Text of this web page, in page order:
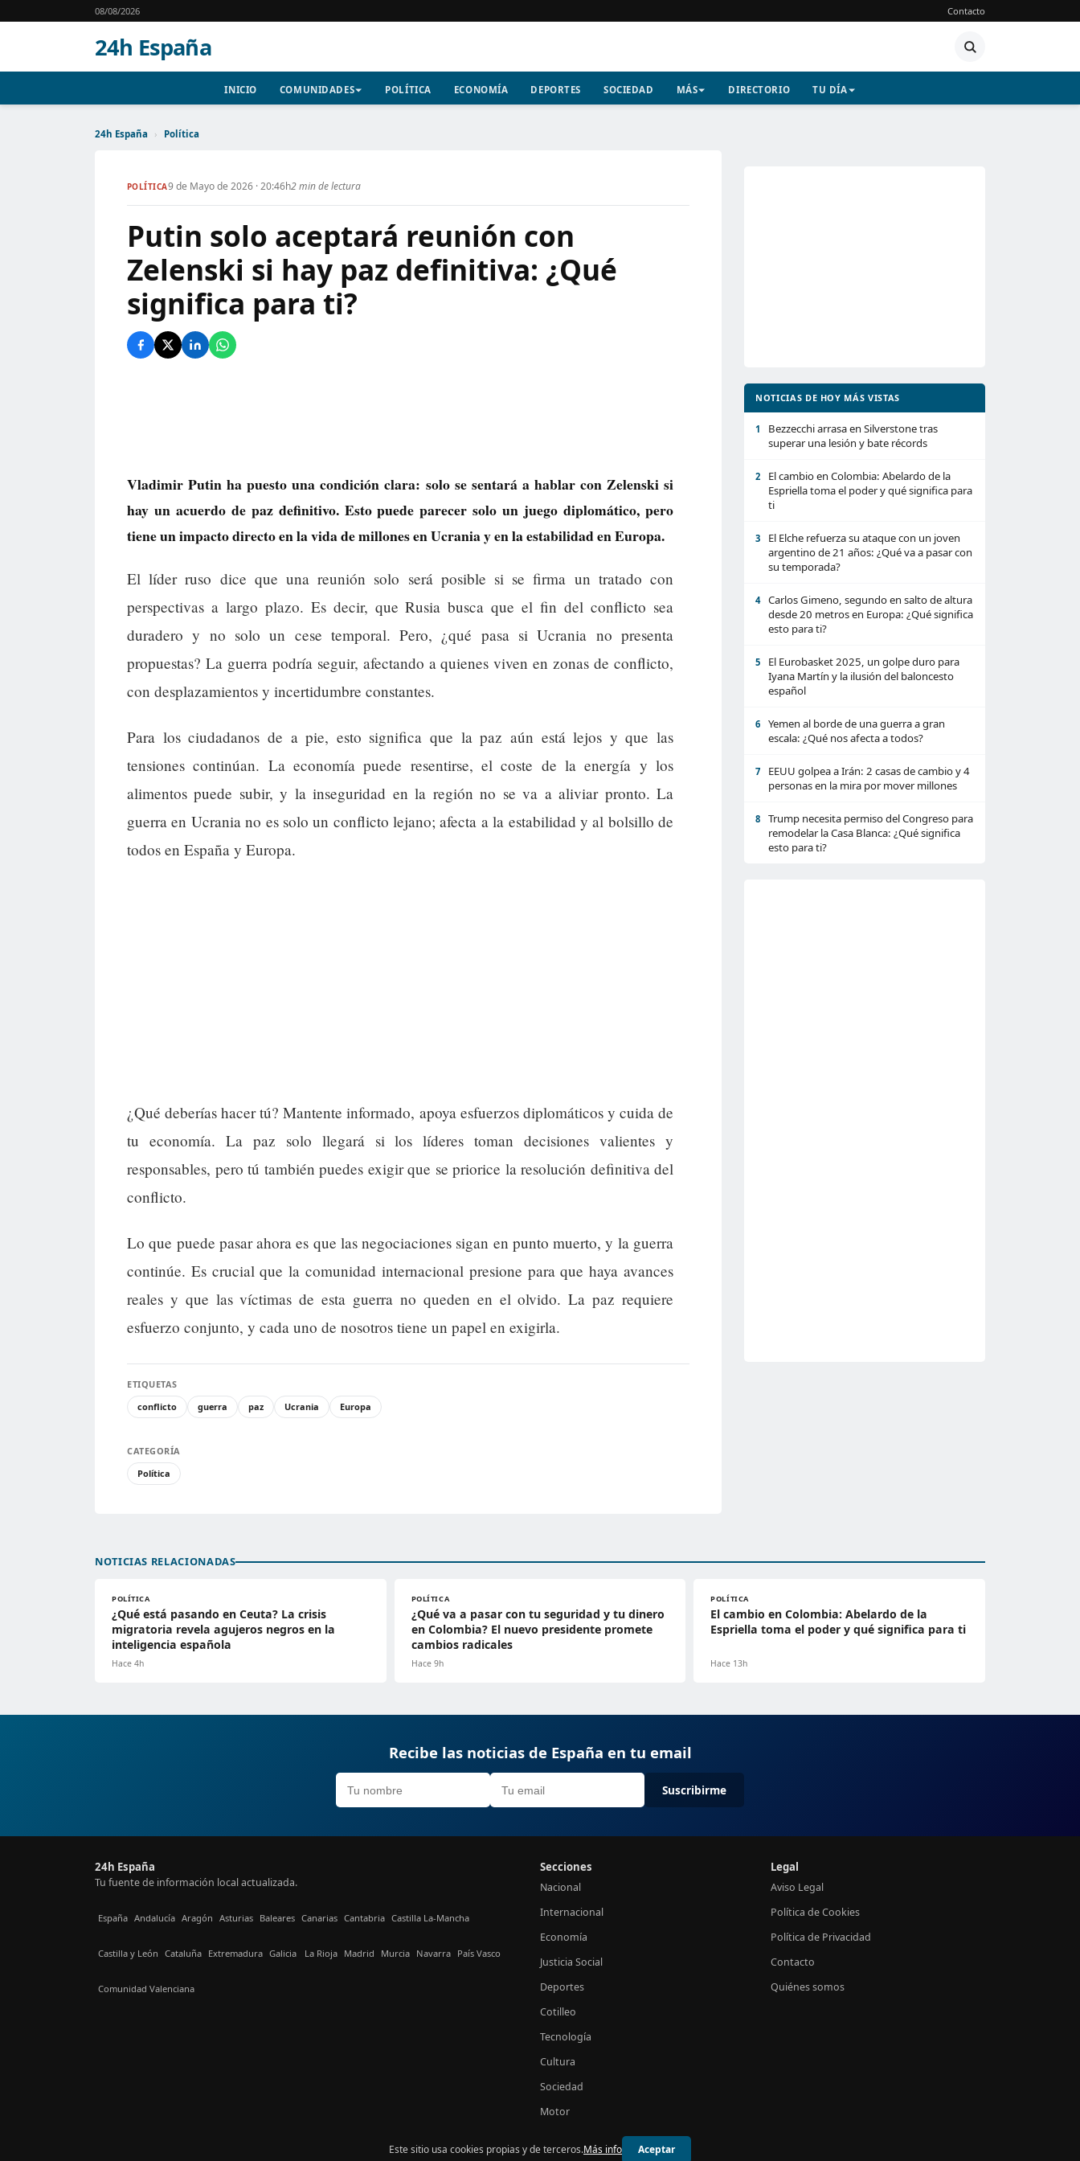
08/08/2026 Contacto
24h España
INICIO COMUNIDADES POLÍTICA ECONOMÍA DEPORTES SOCIEDAD MÁS DIRECTORIO TU DÍA
24h España › Política
POLÍTICA9 de Mayo de 2026 · 20:46h2 min de lectura
Putin solo aceptará reunión con
Zelenski si hay paz definitiva: ¿Qué
significa para ti?
Vladimir Putin ha puesto una condición clara: solo se sentará a hablar con Zelenski si
hay un acuerdo de paz definitivo. Esto puede parecer solo un juego diplomático, pero
tiene un impacto directo en la vida de millones en Ucrania y en la estabilidad en Europa.
El líder ruso dice que una reunión solo será posible si se firma un tratado con
perspectivas a largo plazo. Es decir, que Rusia busca que el fin del conflicto sea
duradero y no solo un cese temporal. Pero, ¿qué pasa si Ucrania no presenta
propuestas? La guerra podría seguir, afectando a quienes viven en zonas de conflicto,
con desplazamientos y incertidumbre constantes.
Para los ciudadanos de a pie, esto significa que la paz aún está lejos y que las
tensiones continúan. La economía puede resentirse, el coste de la energía y los
alimentos puede subir, y la inseguridad en la región no se va a aliviar pronto. La
guerra en Ucrania no es solo un conflicto lejano; afecta a la estabilidad y al bolsillo de
todos en España y Europa.
¿Qué deberías hacer tú? Mantente informado, apoya esfuerzos diplomáticos y cuida de
tu economía. La paz solo llegará si los líderes toman decisiones valientes y
responsables, pero tú también puedes exigir que se priorice la resolución definitiva del
conflicto.
Lo que puede pasar ahora es que las negociaciones sigan en punto muerto, y la guerra
continúe. Es crucial que la comunidad internacional presione para que haya avances
reales y que las víctimas de esta guerra no queden en el olvido. La paz requiere
esfuerzo conjunto, y cada uno de nosotros tiene un papel en exigirla.
ETIQUETAS
conflicto
guerra paz Ucrania Europa
CATEGORÍA
Política
NOTICIAS DE HOY MÁS VISTAS
1
Bezzecchi arrasa en Silverstone tras
superar una lesión y bate récords
2
El cambio en Colombia: Abelardo de la
Espriella toma el poder y qué significa para
ti
3
El Elche refuerza su ataque con un joven
argentino de 21 años: ¿Qué va a pasar con
su temporada?
4
Carlos Gimeno, segundo en salto de altura
desde 20 metros en Europa: ¿Qué significa
esto para ti?
5
El Eurobasket 2025, un golpe duro para
Iyana Martín y la ilusión del baloncesto
español
6
Yemen al borde de una guerra a gran
escala: ¿Qué nos afecta a todos?
7
EEUU golpea a Irán: 2 casas de cambio y 4
personas en la mira por mover millones
8
Trump necesita permiso del Congreso para
remodelar la Casa Blanca: ¿Qué significa
esto para ti?
NOTICIAS RELACIONADAS
POLÍTICA
¿Qué está pasando en Ceuta? La crisis
migratoria revela agujeros negros en la
inteligencia española
Hace 4h
POLÍTICA
¿Qué va a pasar con tu seguridad y tu dinero
en Colombia? El nuevo presidente promete
cambios radicales
Hace 9h
POLÍTICA
El cambio en Colombia: Abelardo de la
Espriella toma el poder y qué significa para ti
Hace 13h
Recibe las noticias de España en tu email
Suscribirme
24h España
Tu fuente de información local actualizada.
España Andalucía Aragón Asturias Baleares Canarias Cantabria Castilla La-Mancha
Castilla y León Cataluña Extremadura Galicia La Rioja Madrid Murcia Navarra País Vasco
Comunidad Valenciana
Secciones
Nacional
Internacional
Economía
Justicia Social
Deportes
Cotilleo
Tecnología
Cultura
Sociedad
Motor
Legal
Aviso Legal
Política de Cookies
Política de Privacidad
Contacto
Quiénes somos
© 2026 24h España
Este sitio usa cookies propias y de terceros.Más info Aceptar